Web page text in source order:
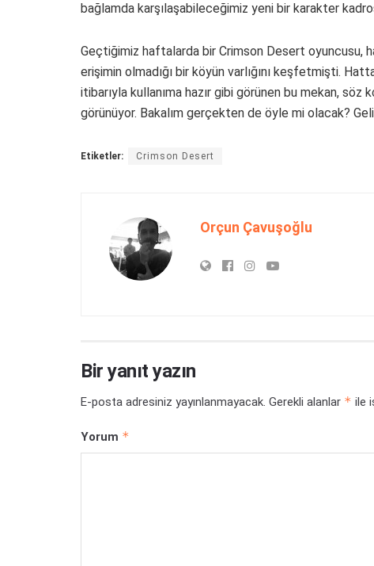
bağlamda karşılaşabileceğimiz yeni bir karakter
Geçtiğimiz haftalarda bir Crimson Desert oyuncusu,
erişimin olmadığı bir köyün varlığını keşfetmişti.
itibarıyla kullanıma hazır gibi görünen bu mekan,
görünüyor. Bakalım gerçekten de öyle mi olacak?
Etiketler: Crimson Desert
Orçun Çavuşoğlu
Bir yanıt yazın
E-posta adresiniz yayınlanmayacak. Gerekli alanlar * ile
Yorum *